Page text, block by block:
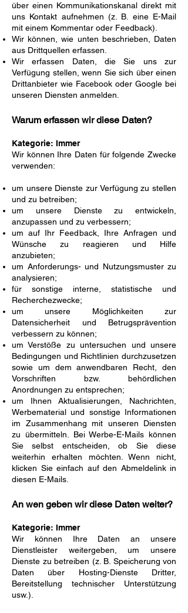
über einen Kommunikationskanal direkt mit
uns Kontakt aufnehmen (z. B. eine E-Mail
mit einem Kommentar oder Feedback).
Wir können, wie unten beschrieben, Daten
aus Drittquellen erfassen.
Wir erfassen Daten, die Sie uns zur
Verfügung stellen, wenn Sie sich über einen
Drittanbieter wie Facebook oder Google bei
unseren Diensten anmelden.
Warum erfassen wir diese Daten?
Kategorie: Immer
Wir können Ihre Daten für folgende Zwecke
verwenden:
um unsere Dienste zur Verfügung zu stellen
und zu betreiben;
um unsere Dienste zu entwickeln,
anzupassen und zu verbessern;
um auf Ihr Feedback, Ihre Anfragen und
Wünsche zu reagieren und Hilfe
anzubieten;
um Anforderungs- und Nutzungsmuster zu
analysieren;
für sonstige interne, statistische und
Recherchezwecke;
um unsere Möglichkeiten zur
Datensicherheit und Betrugsprävention
verbessern zu können;
um Verstöße zu untersuchen und unsere
Bedingungen und Richtlinien durchzusetzen
sowie um dem anwendbaren Recht, den
Vorschriften bzw. behördlichen
Anordnungen zu entsprechen;
um Ihnen Aktualisierungen, Nachrichten,
Werbematerial und sonstige Informationen
im Zusammenhang mit unseren Diensten
zu übermitteln. Bei Werbe-E-Mails können
Sie selbst entscheiden, ob Sie diese
weiterhin erhalten möchten. Wenn nicht,
klicken Sie einfach auf den Abmeldelink in
diesen E-Mails.
An wen geben wir diese Daten weiter?
Kategorie: Immer
Wir können Ihre Daten an unsere
Dienstleister weitergeben, um unsere
Dienste zu betreiben (z. B. Speicherung von
Daten über Hosting-Dienste Dritter,
Bereitstellung technischer Unterstützung
usw.).